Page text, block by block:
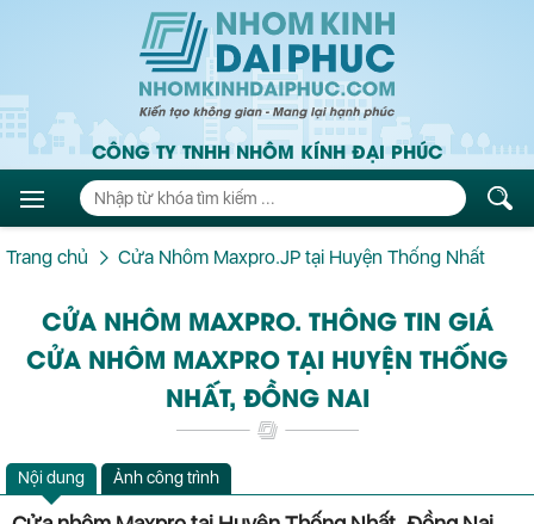
CÔNG TY TNHH NHÔM KÍNH ĐẠI PHÚC
Trang chủ Cửa Nhôm Maxpro.JP tại Huyện Thống Nhất
CỬA NHÔM MAXPRO. THÔNG TIN GIÁ
CỬA NHÔM MAXPRO TẠI HUYỆN THỐNG
NHẤT, ĐỒNG NAI
Nội dung Ảnh công trình